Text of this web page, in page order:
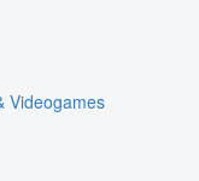
Videogames